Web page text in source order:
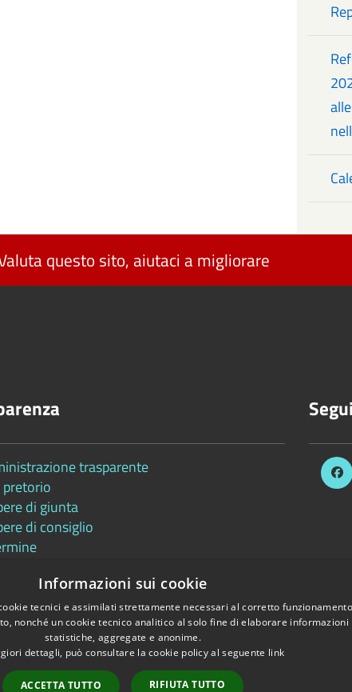
questo sito, aiutaci a migliorare
trasparente
di giunta
di consiglio
Copyright © 2026 • Comune
Informazioni sui cookie
tecnici e assimilati strettamente necessari al corretto
nonché un cookie tecnico analitico al solo fine di elaborare informazioni
statistiche, aggregate e anonime.
dettagli, può consultare la cookie policy al seguente link
ACCETTA TUTTO RIFIUTA TUTTO